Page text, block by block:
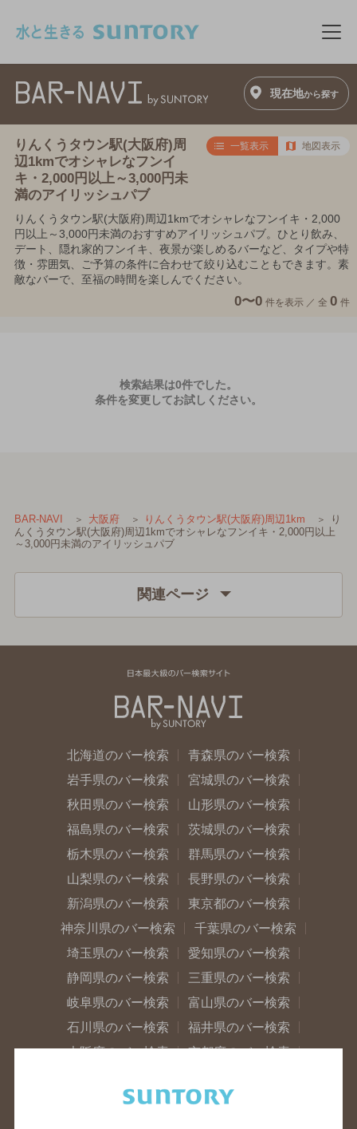
メ
現在地から探す
りんくうタウン駅(大阪府)周
辺1kmでオシャレなフンイ
キ・2,000円以上～3,000円未
満のアイリッシュパブ
一覧表示 地図表示
りんくうタウン駅(大阪府)周辺1kmでオシャレなフンイキ・2,000
円以上～3,000円未満のおすすめアイリッシュパブ。ひとり飲み、
デート、隠れ家的フンイキ、夜景が楽しめるバーなど、タイプや特
徴・雰囲気、ご予算の条件に合わせて絞り込むこともできます。素
敵なバーで、至福の時間を楽しんでください。
0〜0 件を表示 ／ 全 0 件
検索結果は0件でした。
条件を変更してお試しください。
BAR-NAVI 大阪府 りんくうタウン駅(大阪府)周辺1km
り
んくうタウン駅(大阪府)周辺1kmでオシャレなフンイキ・2,000円以上
～3,000円未満のアイリッシュパブ
関連ページ
北海道のバー検索
青森県のバー検索
岩手県のバー検索
宮城県のバー検索
秋田県のバー検索
山形県のバー検索
福島県のバー検索
茨城県のバー検索
栃木県のバー検索
群馬県のバー検索
山梨県のバー検索
長野県のバー検索
新潟県のバー検索
東京都のバー検索
神奈川県のバー検索
千葉県のバー検索
埼玉県のバー検索
愛知県のバー検索
静岡県のバー検索
三重県のバー検索
岐阜県のバー検索
富山県のバー検索
石川県のバー検索
福井県のバー検索
大阪府のバー検索
京都府のバー検索
滋賀県のバー検索
和歌山県のバー検索